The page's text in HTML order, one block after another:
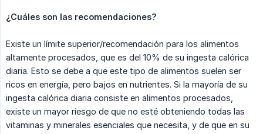
¿Cuáles son las recomendaciones?
Existe un límite superior/recomendación para los alimentos
altamente procesados, que es del 10% de su ingesta calórica
diaria. Esto se debe a que este tipo de alimentos suelen ser
ricos en energía, pero bajos en nutrientes. Si la mayoría de su
ingesta calórica diaria consiste en alimentos procesados,
existe un mayor riesgo de que no esté obteniendo todas las
vitaminas y minerales esenciales que necesita, y de que en su